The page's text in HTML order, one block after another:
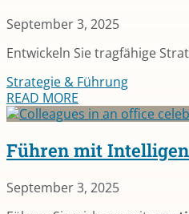
September 3, 2025
Entwickeln Sie tragfähige
Strategie & Führung
READ MORE
Führen mit
September 3, 2025